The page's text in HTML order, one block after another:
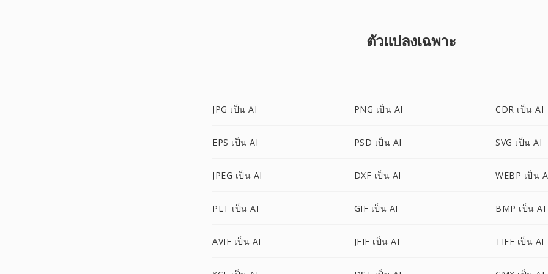
ตัวแปลงเฉพาะ
JPG เป็น AI PNG เป็น AI CDR เป็น AI
EPS เป็น AI PSD เป็น AI SVG เป็น AI
JPEG เป็น AI DXF เป็น AI WEBP เป็น
PLT เป็น AI GIF เป็น AI BMP เป็น AI
AVIF เป็น AI JFIF เป็น AI TIFF เป็น AI